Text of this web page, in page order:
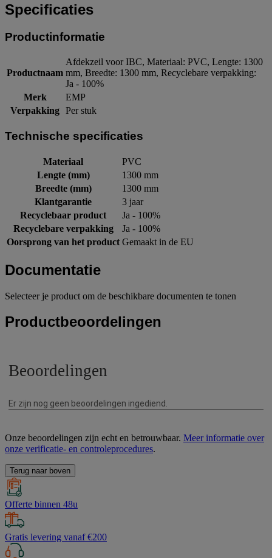
Specificaties
Productinformatie
Productnaam
Afdekzeil voor IBC, Materiaal: PVC, Lengte: 1300
mm, Breedte: 1300 mm, Recyclebare verpakking:
Ja - 100%
Merk
EMP
Verpakking Per stuk
Technische specificaties
Materiaal
PVC
Lengte (mm)
1300 mm
Breedte (mm)
1300 mm
Klantgarantie
3 jaar
Recyclebaar product
Ja - 100%
Recyclebare verpakking
Ja - 100%
Oorsprong van het product Gemaakt in de EU
Documentatie
Selecteer je product om de beschikbare documenten te tonen
Productbeoordelingen
Onze beoordelingen zijn echt en betrouwbaar. Meer informatie over
onze verificatie- en controleprocedures.
Terug naar boven
Offerte binnen 48u
Gratis levering vanaf €200